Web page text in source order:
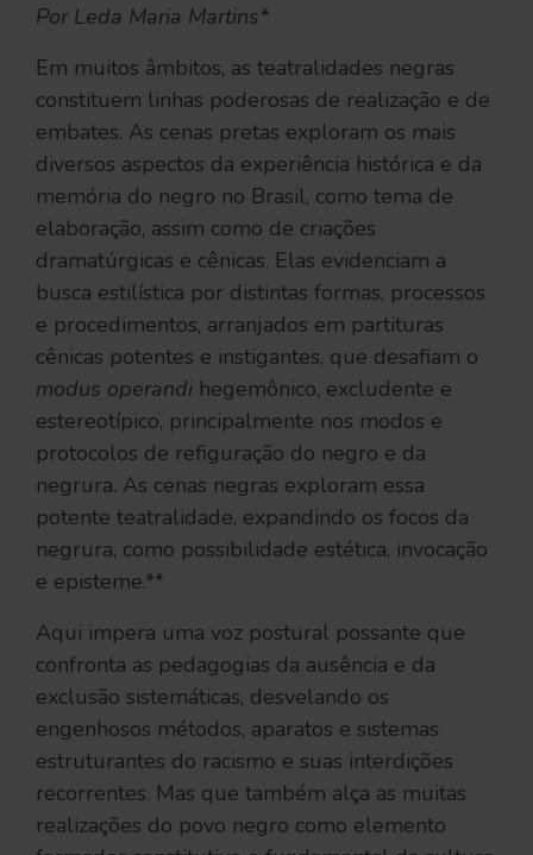
Por Leda Maria Martins*
Em muitos âmbitos, as teatralidades negras
constituem linhas poderosas de realização e de
embates. As cenas pretas exploram os mais
diversos aspectos da experiência histórica e da
memória do negro no Brasil, como tema de
elaboração, assim como de criações
dramatúrgicas e cênicas. Elas evidenciam a
busca estilística por distintas formas, processos
e procedimentos, arranjados em partituras
cênicas potentes e instigantes, que desafiam o
modus operandi hegemônico, excludente e
estereotípico, principalmente nos modos e
protocolos de refiguração do negro e da
negrura. As cenas negras exploram essa
potente teatralidade, expandindo os focos da
negrura, como possibilidade estética, invocação
e episteme.**
Aqui impera uma voz postural possante que
confronta as pedagogias da ausência e da
exclusão sistemáticas, desvelando os
engenhosos métodos, aparatos e sistemas
estruturantes do racismo e suas interdições
recorrentes. Mas que também alça as muitas
realizações do povo negro como elemento